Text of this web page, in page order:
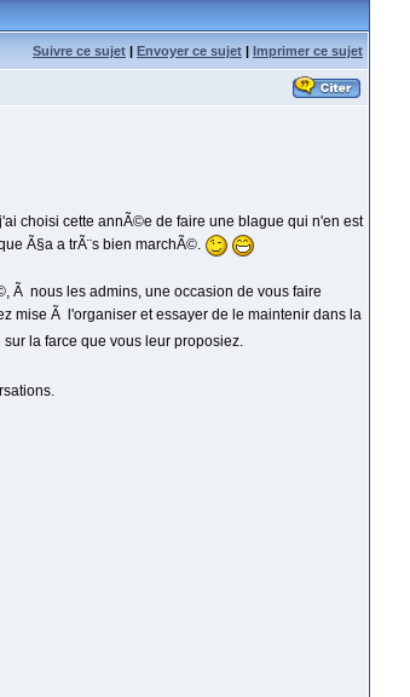
Suivre ce sujet | Envoyer ce sujet | Imprimer ce sujet
choisi cette annÃ©e de faire une blague qui n'en est
Ã§a a trÃ¨s bien marchÃ©.
Ã nous les admins, une occasion de vous faire
mise Ã l'organiser et essayer de le maintenir dans la
la farce que vous leur proposiez.